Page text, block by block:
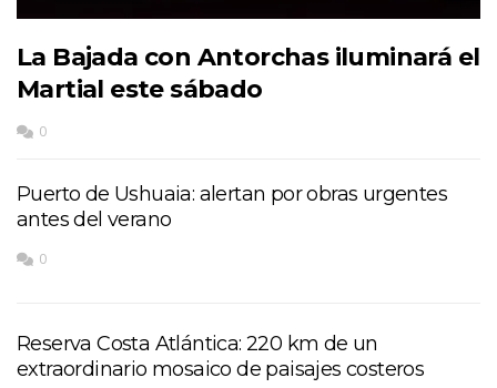
La Bajada con Antorchas iluminará el
Martial este sábado
0
Puerto de Ushuaia: alertan por obras urgentes
antes del verano
0
Reserva Costa Atlántica: 220 km de un
extraordinario mosaico de paisajes costeros